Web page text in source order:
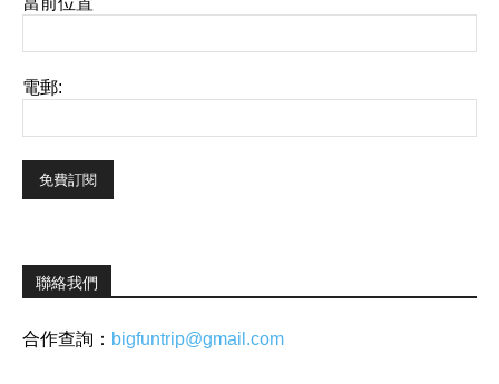
電郵:
聯絡我們
合作查詢： bigfuntrip@gmail.com